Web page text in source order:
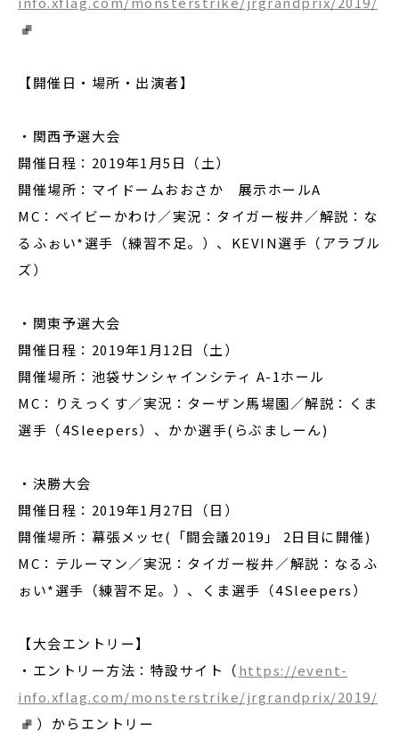
【開催日・場所・出演者】
・ 関西予選大会
開催日程：2019年1月5日（土）
開催場所：マイドームおおさか 展示ホールA
MC：ベイビーかわけ／実況：タイガー桜井／解説：な
るふぉい*選手（練習不足。）、KEVIN選手（アラブル
ズ）
・関東予選大会
開催日程：2019年1月12日（土）
開催場所：池袋サンシャインシティ A-1ホール
MC：りえっくす／実況：ターザン馬場園／解説：くま
選手（4Sleepers）、かか選手(らぶましーん)
・ 決勝大会
開催日程：2019年1月27日（日）
開催場所：幕張メッセ(「闘会議2019」 2日目に開催)
MC：テルーマン／実況：タイガー桜井／解説：なるふ
ぉい*選手（練習不足。）、くま選手（4Sleepers）
【大会エントリー】
・エントリー方法：特設サイト（https://event-
info.xflag.com/monsterstrike/jrgrandprix/2019/
）からエントリー